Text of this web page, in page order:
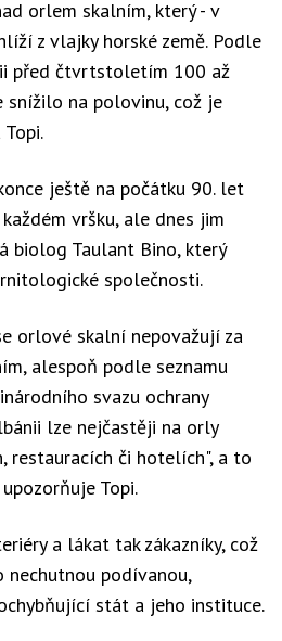
orlem skalním, který - v
z vlajky horské země. Podle
před čtvrtstoletím 100 až
snížilo na polovinu, což je
ještě na počátku 90. let
vršku, ale dnes jim
biolog Taulant Bino, který
společnosti.
orlové skalní nepovažují za
alespoň podle seznamu
svazu ochrany
lze nejčastěji na orly
restauracích či hotelích", a to
Topi.
a lákat tak zákazníky, což
nechutnou podívanou,
stát a jeho instituce.